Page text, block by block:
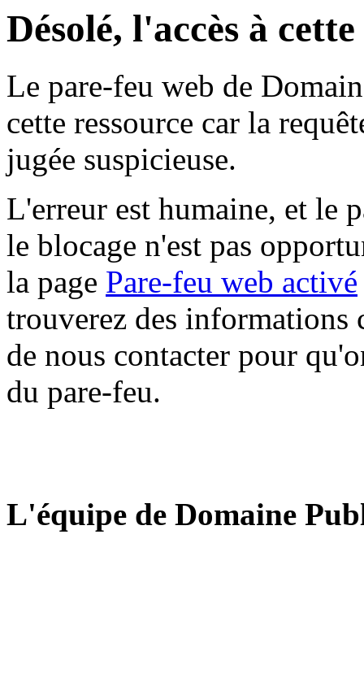
Désolé, l'accès à
Le pare-feu web de
cette ressource car la
jugée suspicieuse.
L'erreur est humaine, et le
le blocage n'est pas
la page Pare-feu web activé
trouverez des informations
de nous contacter pour
du pare-feu.
L'équipe de Domaine